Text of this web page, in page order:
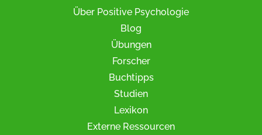
Über Positive Psychologie
Blog
Übungen
Forscher
Buchtipps
Studien
Lexikon
Externe Ressourcen